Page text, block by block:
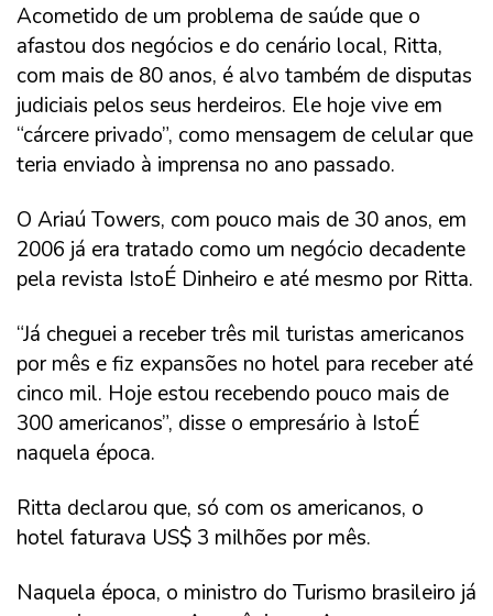
Acometido de um problema de saúde que o
afastou dos negócios e do cenário local, Ritta,
com mais de 80 anos, é alvo também de disputas
judiciais pelos seus herdeiros. Ele hoje vive em
“cárcere privado”, como mensagem de celular que
teria enviado à imprensa no ano passado.
O Ariaú Towers, com pouco mais de 30 anos, em
2006 já era tratado como um negócio decadente
pela revista IstoÉ Dinheiro e até mesmo por Ritta.
“Já cheguei a receber três mil turistas americanos
por mês e fiz expansões no hotel para receber até
cinco mil. Hoje estou recebendo pouco mais de
300 americanos”, disse o empresário à IstoÉ
naquela época.
Ritta declarou que, só com os americanos, o
hotel faturava US$ 3 milhões por mês.
Naquela época, o ministro do Turismo brasileiro já